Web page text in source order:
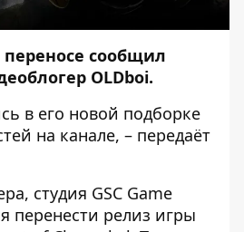
сообщил
OLDboi.
в его новой подборке
на канале, – передаёт
студия GSC Game
перенести релиз игры